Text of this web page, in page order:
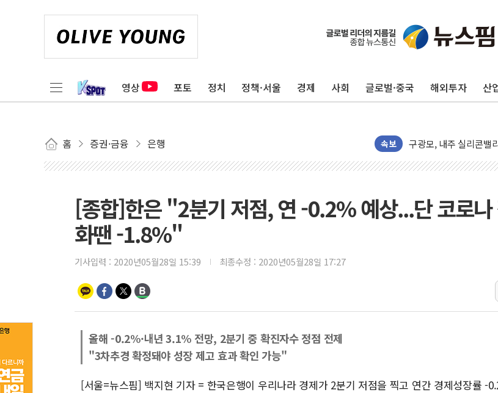
영상 포토 정치 정책·서울 경제 사회 글로벌·중국 해외투자 산
홈 증권·금융 은행 속보
유럽증시, 견조한 실
뉴욕증시 개장 전 특징
김정관 장관 "영업이
청와대, 북한 단거리
금값 7주 만에 최고…
[인도증시] 중동 긴장
러, 1인칭시점 드론
[베트남 증시] 지수
'월가의 황제' 다이먼
양주 섬유염색공장서
김정관 산업부 장관 "
해군 1함대 창설 80
우크라 드론 전술, 중
[종합]한은 "2분기 저점, 연 -0.2% 예상...단 코로나
화땐 -1.8%"
기사입력 : 2020년05월28일 15:39 최종수정 : 2020년05월28일 17:27
올해 -0.2%·내년 3.1% 전망, 2분기 중 확진자수 정점 전제
"3차추경 확정돼야 성장 제고 효과 확인 가능"
[서울=뉴스핌] 백지현 기자 = 한국은행이 우리나라 경제가 2분기 저점을 찍고 연간 경제성장률 -